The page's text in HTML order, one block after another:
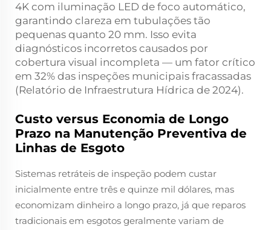
4K com iluminação LED de foco automático,
garantindo clareza em tubulações tão
pequenas quanto 20 mm. Isso evita
diagnósticos incorretos causados por
cobertura visual incompleta — um fator crítico
em 32% das inspeções municipais fracassadas
(Relatório de Infraestrutura Hídrica de 2024).
Custo versus Economia de Longo
Prazo na Manutenção Preventiva de
Linhas de Esgoto
Sistemas retráteis de inspeção podem custar
inicialmente entre três e quinze mil dólares, mas
economizam dinheiro a longo prazo, já que reparos
tradicionais em esgotos geralmente variam de